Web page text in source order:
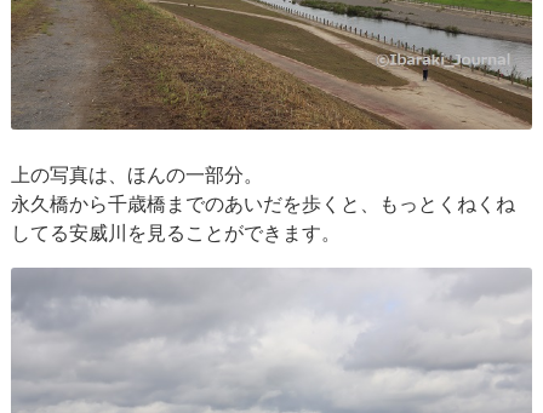
上の写真は、ほんの一部分。
永久橋から千歳橋までのあいだを歩くと、もっとくねくね
してる安威川を見ることができます。